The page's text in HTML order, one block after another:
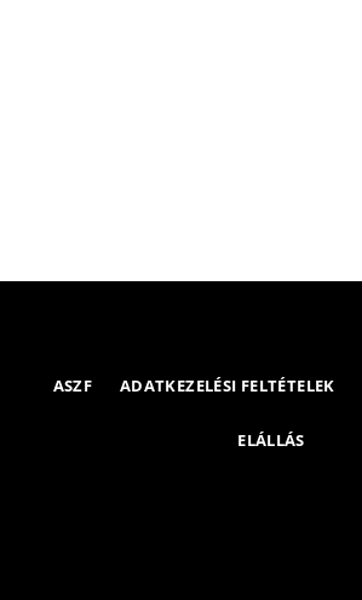
ASZF ADATKEZELÉSI FELTÉTELEK
ELÁLLÁS